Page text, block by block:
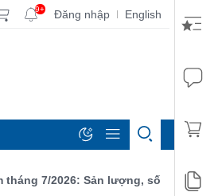
9+ Đăng nhập | English
7/2026: Sản lượng, số lượng đơn